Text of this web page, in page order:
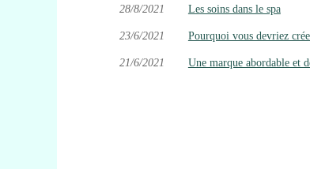
28/8/2021 Les soins dans le spa
23/6/2021 Pourquoi vous devriez
21/6/2021 Une marque abordable et